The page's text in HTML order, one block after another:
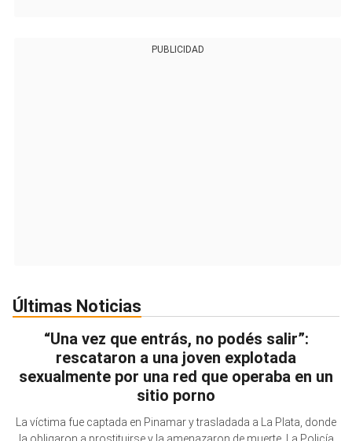
PUBLICIDAD
Últimas Noticias
“Una vez que entrás, no podés salir”:
rescataron a una joven explotada
sexualmente por una red que operaba en un
sitio porno
La víctima fue captada en Pinamar y trasladada a La Plata, donde
la obligaron a prostituirse y la amenazaron de muerte. La Policía